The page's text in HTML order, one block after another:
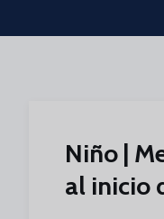
Skip to main content
Niño |
al inicio